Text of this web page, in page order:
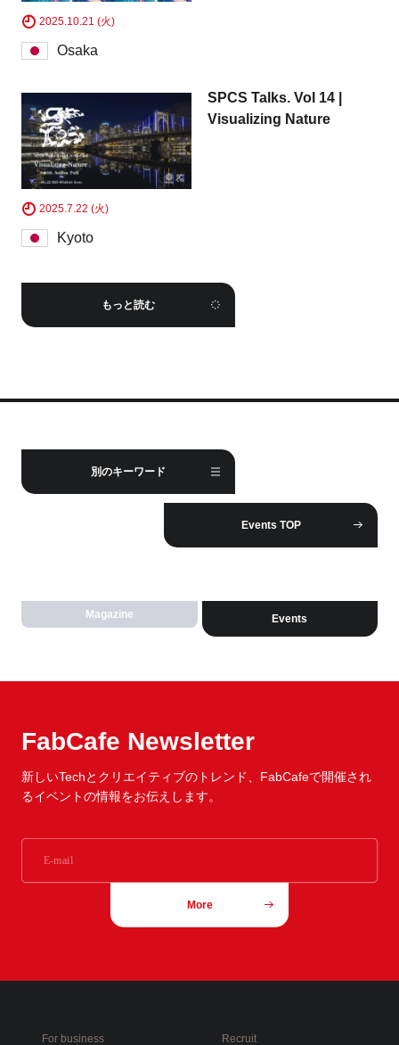
2025.10.21 (火)
Osaka
SPCS Talks. Vol 14 |
Visualizing Nature
2025.7.22 (火)
Kyoto
もっと読む
別のキーワード
Events TOP
Magazine Events
FabCafe Newsletter
新しいTechとクリエイティブのトレンド、 FabCafeで開催され
るイベントの情報をお伝えします。
More
For business Recruit